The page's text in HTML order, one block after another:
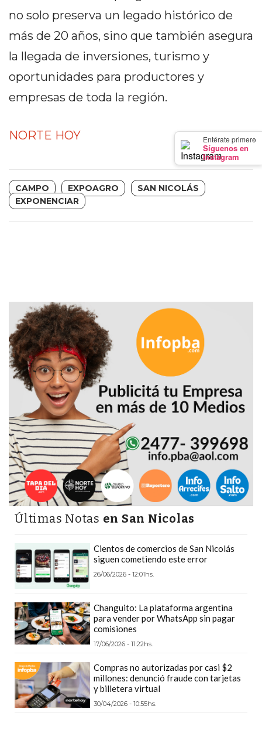
×
Entérate primero
Síguenos en
Instagram
PERGAMINO
LOS
PRECIOS
EN
DEPORTIVOS
SUPLEMENTOS
DEPORTIVOS
EN
PERGAMINO:
PROTEIN
EN
PERGAMINO:
DÓNDE
COMPRAR
EL
MEJOR
GIMNASIO
DE
PERGAMINO
CREAR
TIENDA
ONLINE
GRATIS
SUPLEMENTOS
EN
PERGAMINO:
DÓNDE
PROTEÍNA,
CREATINA
Y
ENTRENO
CON
ASESORAMIENTO
no solo preserva un legado histórico de
más de 20 años, sino que también asegura
la llegada de inversiones, turismo y
oportunidades para productores y
empresas de toda la región.
NORTE HOY
CAMPO EXPOAGRO
SAN NICOLÁS
EXPONENCIAR
Últimas Notas en San Nicolas
Cientos de comercios de San Nicolás
siguen cometiendo este error
26/06/2026 - 12:01hs.
Changuito: La plataforma argentina
para vender por WhatsApp sin pagar
comisiones
17/06/2026 - 11:22hs.
Compras no autorizadas por casi $2
millones: denunció fraude con tarjetas
y billetera virtual
30/04/2026 - 10:55hs.